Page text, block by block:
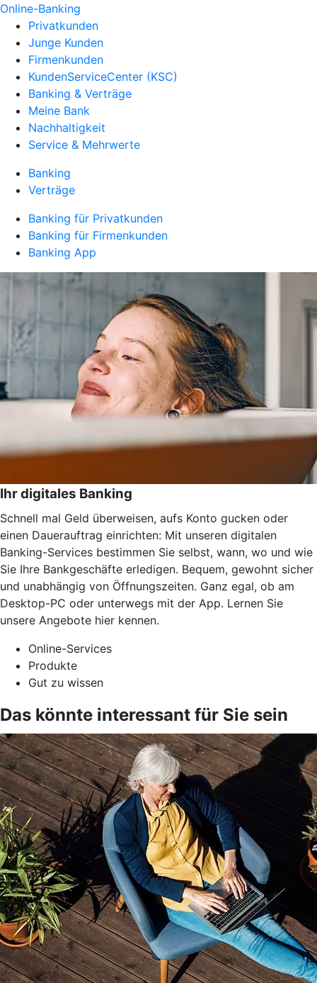
Online-Banking
Privatkunden
Junge Kunden
Firmenkunden
KundenServiceCenter (KSC)
Banking & Verträge
Meine Bank
Nachhaltigkeit
Service & Mehrwerte
Banking
Verträge
Banking für Privatkunden
Banking für Firmenkunden
Banking App
Ihr digitales Banking
Schnell mal Geld überweisen, aufs Konto gucken oder
einen Dauerauftrag einrichten: Mit unseren digitalen
Banking-Services bestimmen Sie selbst, wann, wo und wie
Sie Ihre Bankgeschäfte erledigen. Bequem, gewohnt sicher
und unabhängig von Öffnungszeiten. Ganz egal, ob am
Desktop-PC oder unterwegs mit der App. Lernen Sie
unsere Angebote hier kennen.
Online-Services
Produkte
Gut zu wissen
Das könnte interessant für Sie sein